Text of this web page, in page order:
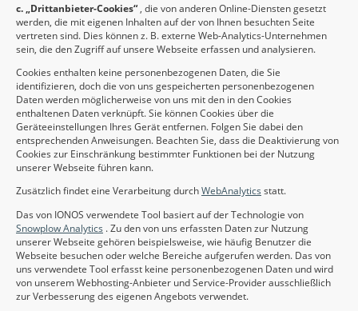
c. „Drittanbieter-Cookies“ , die von anderen Online-Diensten gesetzt
werden, die mit eigenen Inhalten auf der von Ihnen besuchten Seite
vertreten sind. Dies können z. B. externe Web-Analytics-Unternehmen
sein, die den Zugriff auf unsere Webseite erfassen und analysieren.
Cookies enthalten keine personenbezogenen Daten, die Sie
identifizieren, doch die von uns gespeicherten personenbezogenen
Daten werden möglicherweise von uns mit den in den Cookies
enthaltenen Daten verknüpft. Sie können Cookies über die
Geräteeinstellungen Ihres Gerät entfernen. Folgen Sie dabei den
entsprechenden Anweisungen. Beachten Sie, dass die Deaktivierung von
Cookies zur Einschränkung bestimmter Funktionen bei der Nutzung
unserer Webseite führen kann.
Zusätzlich findet eine Verarbeitung durchWebAnalytics statt.
Das von IONOS verwendete Tool basiert auf der Technologie von
Snowplow Analytics . Zu den von uns erfassten Daten zur Nutzung
unserer Webseite gehören beispielsweise, wie häufig Benutzer die
Webseite besuchen oder welche Bereiche aufgerufen werden. Das von
uns verwendete Tool erfasst keine personenbezogenen Daten und wird
von unserem Webhosting-Anbieter und Service-Provider ausschließlich
zur Verbesserung des eigenen Angebots verwendet.